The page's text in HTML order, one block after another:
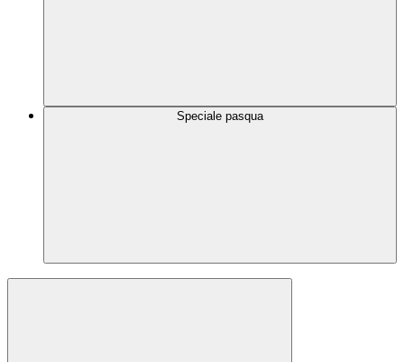
Speciale pasqua